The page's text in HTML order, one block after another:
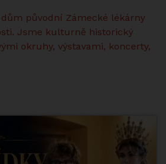
původní Zámecké lékárny
Jsme kulturně historický
okruhy, výstavami, koncerty,